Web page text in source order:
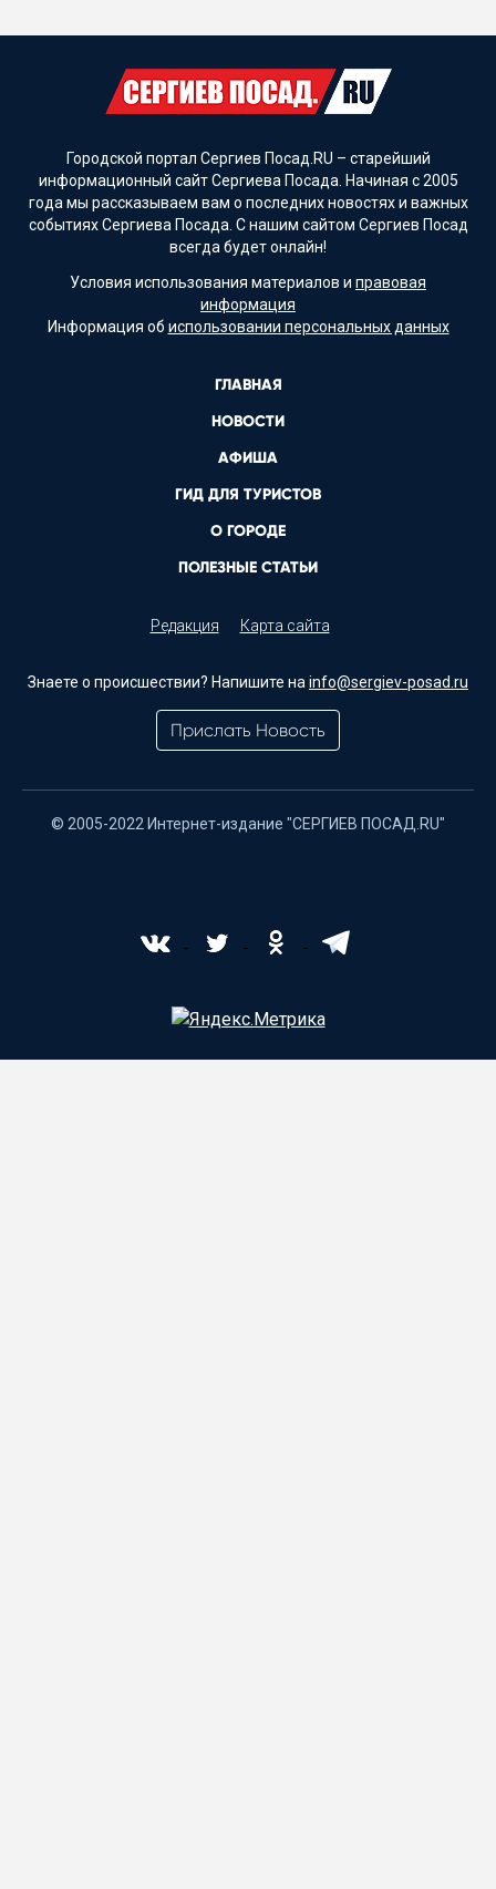
Городской портал Сергиев Посад.RU – старейший
информационный сайт Сергиева Посада. Начиная с 2005
года мы рассказываем вам о последних новостях и важных
событиях Сергиева Посада. С нашим сайтом Сергиев Посад
всегда будет онлайн!
Условия использования материалов и правовая
информация
Информация об использовании персональных данных
ГЛАВНАЯ
НОВОСТИ
АФИША
ГИД ДЛЯ ТУРИСТОВ
О ГОРОДЕ
ПОЛЕЗНЫЕ СТАТЬИ
Редакция Карта сайта
Знаете о происшествии? Напишите на info@sergiev-posad.ru
Прислать Новость
© 2005-2022 Интернет-издание "СЕРГИЕВ ПОСАД.RU"